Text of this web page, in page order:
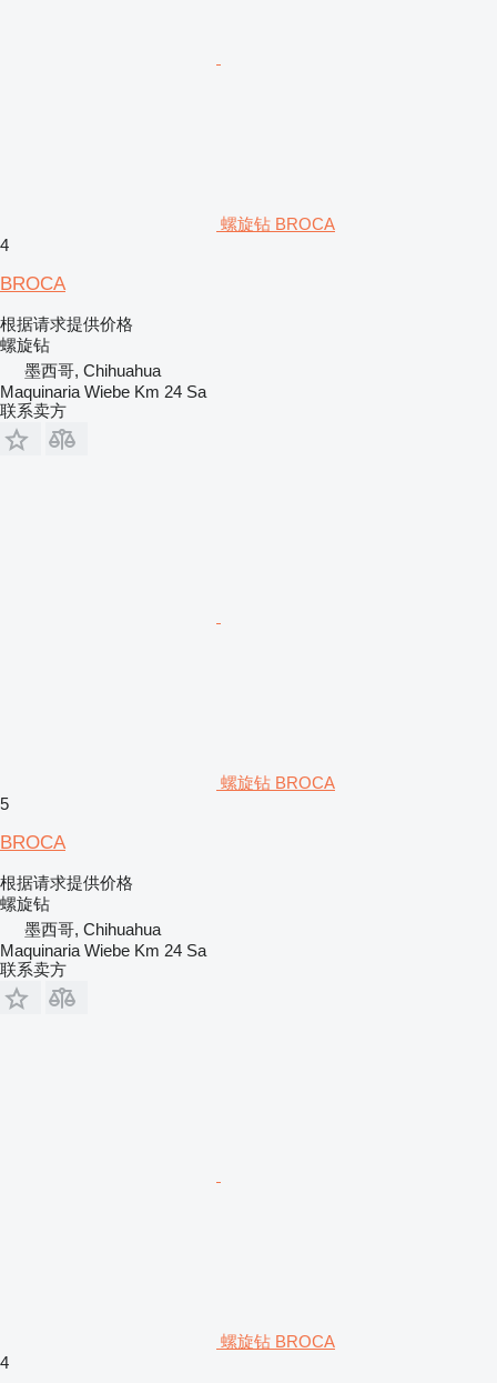
螺旋钻 BROCA
4
BROCA
根据请求提供价格
螺旋钻
墨西哥, Chihuahua
Maquinaria Wiebe Km 24 Sa
联系卖方
螺旋钻 BROCA
5
BROCA
根据请求提供价格
螺旋钻
墨西哥, Chihuahua
Maquinaria Wiebe Km 24 Sa
联系卖方
螺旋钻 BROCA
4